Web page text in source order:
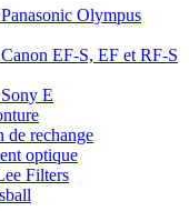
Olympus
EF-S, EF et RF-S
E
de rechange
optique
Filters